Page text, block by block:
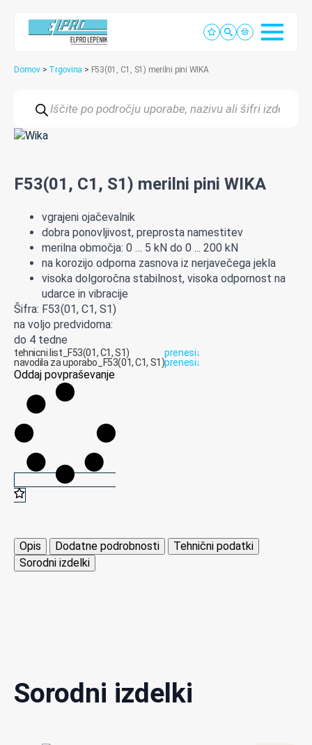
Domov > Trgovina > F53(01, C1, S1) merilni pini WIKA
search
F53(01, C1, S1) merilni pini WIKA
vgrajeni ojačevalnik
dobra ponovljivost, preprosta namestitev
merilna območja: 0 … 5 kN do 0 ... 200 kN
na korozijo odporna zasnova iz nerjavečega jekla
visoka dolgoročna stabilnost, visoka odpornost na
udarce in vibracije
Šifra: F53(01, C1, S1)
na voljo predvidoma:
do 4 tedne
tehnicni list_F53(01, C1, S1) prenesi↓
navodila za uporabo_F53(01, C1, S1)prenesi↓
Oddaj povpraševanje
Opis Dodatne podrobnosti
Tehnični podatki
Sorodni izdelki
Sorodni izdelki